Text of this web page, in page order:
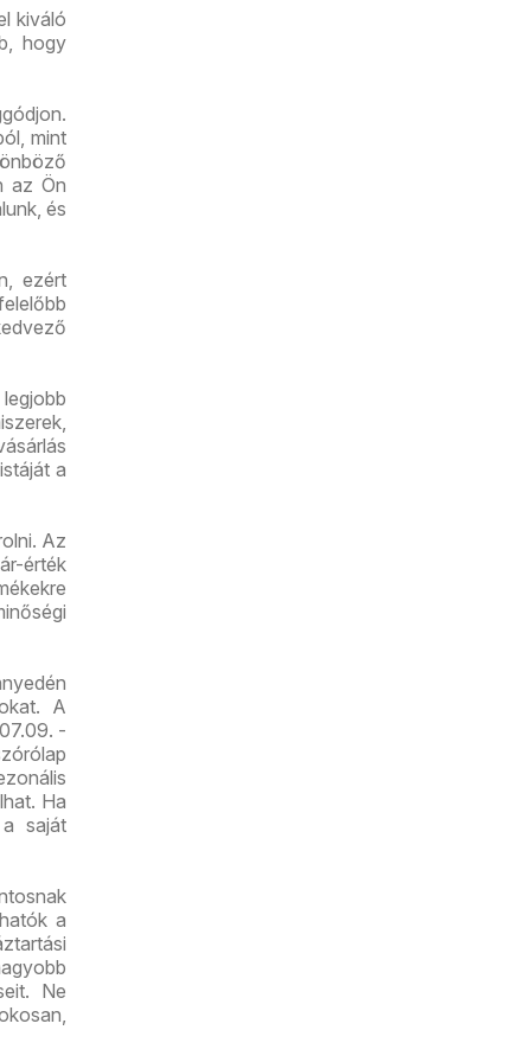
kiváló
hogy
mint
az Ön
és
ezért
a
Az
érték
A
-
Ha
saját
a
Ne